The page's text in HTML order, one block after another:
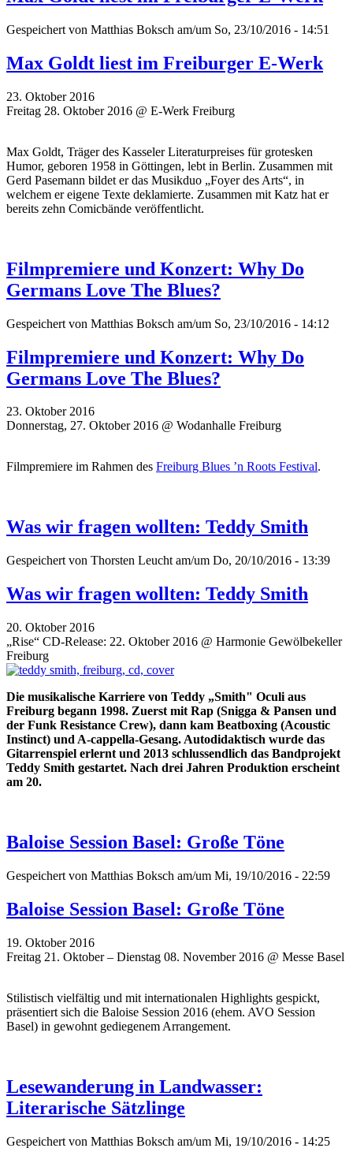
Gespeichert von Matthias Boksch am/um So, 23/10/2016 - 14:51
Max Goldt liest im Freiburger E-Werk
23. Oktober 2016
Freitag 28. Oktober 2016 @ E-Werk Freiburg
Max Goldt, Träger des Kasseler Literaturpreises für grotesken
Humor, geboren 1958 in Göttingen, lebt in Berlin. Zusammen mit
Gerd Pasemann bildet er das Musikduo „Foyer des Arts“, in
welchem er eigene Texte deklamierte. Zusammen mit Katz hat er
bereits zehn Comicbände veröffentlicht.
Filmpremiere und Konzert: Why Do
Germans Love The Blues?
Gespeichert von Matthias Boksch am/um So, 23/10/2016 - 14:12
Filmpremiere und Konzert: Why Do
Germans Love The Blues?
23. Oktober 2016
Donnerstag, 27. Oktober 2016 @ Wodanhalle Freiburg
Filmpremiere im Rahmen des Freiburg Blues ’n Roots Festival.
Was wir fragen wollten: Teddy Smith
Gespeichert von Thorsten Leucht am/um Do, 20/10/2016 - 13:39
Was wir fragen wollten: Teddy Smith
20. Oktober 2016
„Rise“ CD-Release: 22. Oktober 2016 @ Harmonie Gewölbekeller
Freiburg
Die musikalische Karriere von Teddy „Smith" Oculi aus
Freiburg begann 1998. Zuerst mit Rap (Snigga & Pansen und
der Funk Resistance Crew), dann kam Beatboxing (Acoustic
Instinct) und A-cappella-Gesang. Autodidaktisch wurde das
Gitarrenspiel erlernt und 2013 schlussendlich das Bandprojekt
Teddy Smith gestartet. Nach drei Jahren Produktion erscheint
am 20.
Baloise Session Basel: Große Töne
Gespeichert von Matthias Boksch am/um Mi, 19/10/2016 - 22:59
Baloise Session Basel: Große Töne
19. Oktober 2016
Freitag 21. Oktober – Dienstag 08. November 2016 @ Messe Basel
Stilistisch vielfältig und mit internationalen Highlights gespickt,
präsentiert sich die Baloise Session 2016 (ehem. AVO Session
Basel) in gewohnt gediegenem Arrangement.
Lesewanderung in Landwasser:
Literarische Sätzlinge
Gespeichert von Matthias Boksch am/um Mi, 19/10/2016 - 14:25